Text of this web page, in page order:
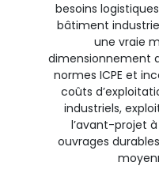
besoins
bâtiment
une vraie
dimensionnement
normes ICPE et
coûts
industriels,
l’avant-projet
ouvrages